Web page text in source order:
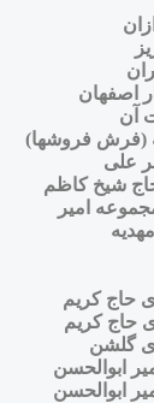
اصفهان
آن
(فرش فروشها)
علی
حاج شیخ کاظم
امیر
حاج کریم
حاج کریم
گلشن
ابوالحسن
ابوالحسن